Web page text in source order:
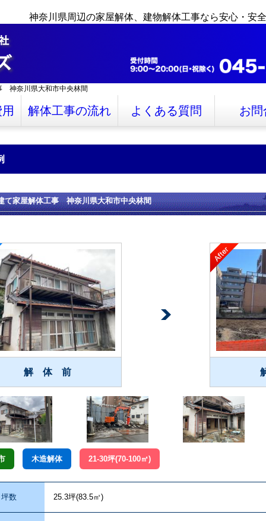
神奈川県周辺の家屋解体、建物解体工事なら安心・安
神奈川県大和市中央林間
解体工事の流れ よくある質問 お問
て家屋解体工事 神奈川県大和市中央林間
解 体 前
木造解体 21-30坪(70-100㎡)
坪数 25.3坪(83.5㎥)